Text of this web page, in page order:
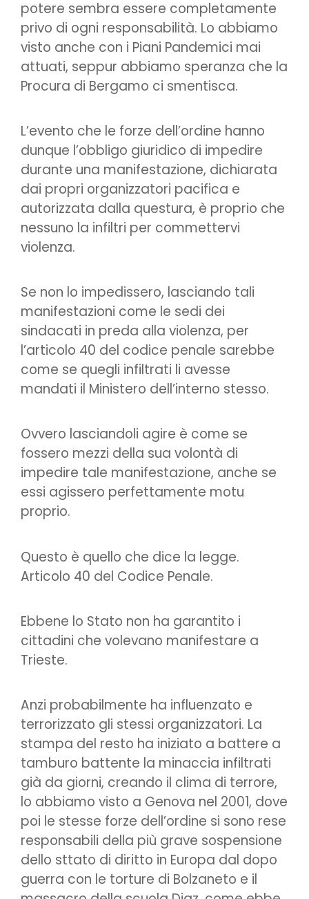
potere sembra essere completamente
privo di ogni responsabilità. Lo abbiamo
visto anche con i Piani Pandemici mai
attuati, seppur abbiamo speranza che la
Procura di Bergamo ci smentisca.
L’evento che le forze dell’ordine hanno
dunque l’obbligo giuridico di impedire
durante una manifestazione, dichiarata
dai propri organizzatori pacifica e
autorizzata dalla questura, è proprio che
nessuno la infiltri per commettervi
violenza.
Se non lo impedissero, lasciando tali
manifestazioni come le sedi dei
sindacati in preda alla violenza, per
l’articolo 40 del codice penale sarebbe
come se quegli infiltrati li avesse
mandati il Ministero dell’interno stesso.
Ovvero lasciandoli agire è come se
fossero mezzi della sua volontà di
impedire tale manifestazione, anche se
essi agissero perfettamente motu
proprio.
Questo è quello che dice la legge.
Articolo 40 del Codice Penale.
Ebbene lo Stato non ha garantito i
cittadini che volevano manifestare a
Trieste.
Anzi probabilmente ha influenzato e
terrorizzato gli stessi organizzatori. La
stampa del resto ha iniziato a battere a
tamburo battente la minaccia infiltrati
già da giorni, creando il clima di terrore,
lo abbiamo visto a Genova nel 2001, dove
poi le stesse forze dell’ordine si sono rese
responsabili della più grave sospensione
dello sttato di diritto in Europa dal dopo
guerra con le torture di Bolzaneto e il